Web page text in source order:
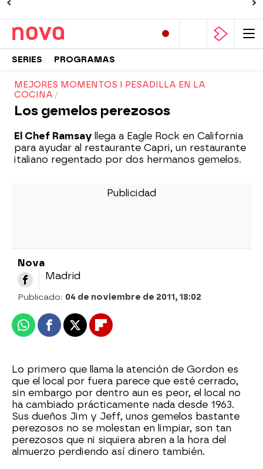
SERIES PROGRAMAS
MEJORES MOMENTOS I PESADILLA EN LA
COCINA
Los gemelos perezosos
El Chef Ramsay
llega a Eagle Rock en California
para ayudar al restaurante Capri, un restaurante
italiano regentado por dos hermanos gemelos.
Nova
Madrid
Publicado: 04 de noviembre de 2011, 18:02
WhatsappFacebook
X Flipboard
Lo primero que llama la atención de Gordon es
que el local por fuera parece que esté cerrado,
sin embargo por dentro aun es peor, el local no
ha cambiado prácticamente nada desde 1963.
Sus dueños Jim y Jeff, unos gemelos bastante
perezosos no se molestan en limpiar, son tan
perezosos que ni siquiera abren a la hora del
almuerzo perdiendo así dinero también.